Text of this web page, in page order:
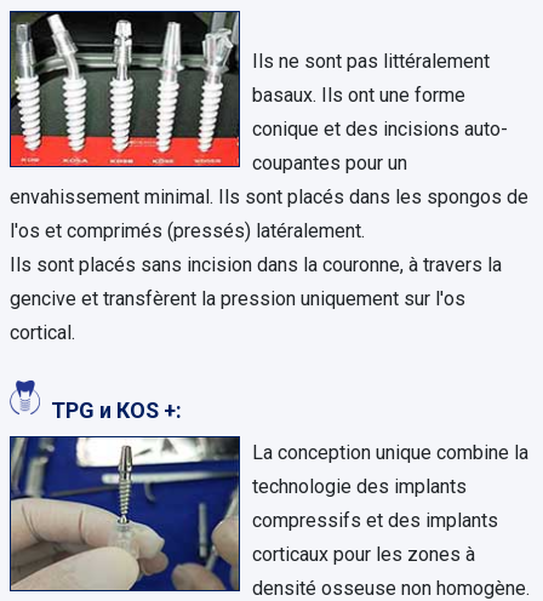
Ils ne sont pas littéralement
basaux. Ils ont une forme
conique et des incisions auto-
coupantes pour un
envahissement minimal. Ils sont placés dans les spongos de
l'os et comprimés (pressés) latéralement.
Ils sont placés sans incision dans la couronne, à travers la
gencive et transfèrent la pression uniquement sur l'os
cortical.
TPG и КОS +:
La conception unique combine la
technologie des implants
compressifs et des implants
corticaux pour les zones à
densité osseuse non homogène.